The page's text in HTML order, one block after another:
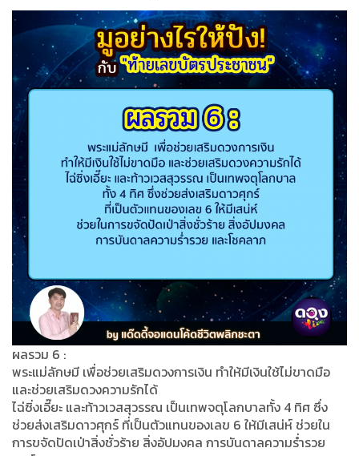
ผลรวม 6 :
พระแม่ลักษมี เพื่อช่วยเสริมดวงการเงิน ทำให้มีเงินใช้ไม่ขาดมือ
และช่วยเสริมดวงความรักได้
ไฉ่ซิ่งเอี๊ยะ และท้าวเวสสุวรรณ เป็นเทพจตุโลกบาลทั้ง 4 ทิศ ซึ่ง
ช่วยส่งเสริมดาวศุกร์ ที่เป็นตัวแทนของเลข 6 ให้มีเสน่ห์ ช่วยใน
การขจัดปัดเป่าสิ่งชั่วร้าย สิ่งอัปมงคล การบันดาลความร่ำรวย